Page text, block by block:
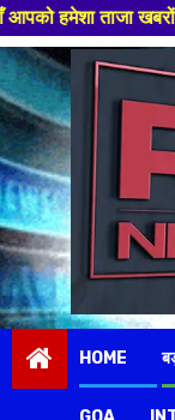
से रूबरू कराया
Skip
to
content
HOME